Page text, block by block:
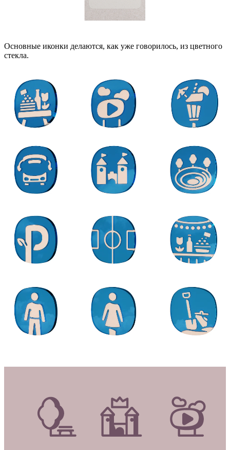
Основные иконки делаются, как уже говорилось, из цветного
стекла.